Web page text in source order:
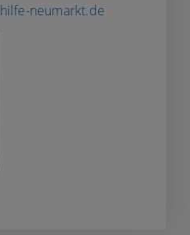
neumarkt.de